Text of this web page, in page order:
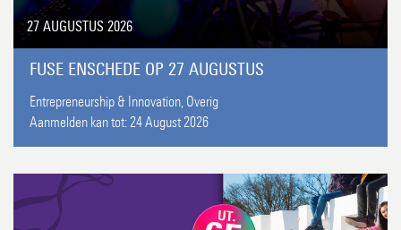
27 AUGUSTUS 2026
FUSE ENSCHEDE OP 27 AUGUSTUS
Entrepreneurship & Innovation, Overig
Aanmelden kan tot: 24 August 2026